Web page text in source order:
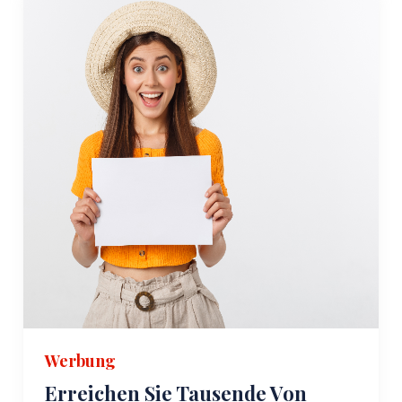
entfernt liegt. Yalova ist für seine Thermalquellen
bekannt, deren heilende Wirkung schon seit der
Römerzeit genutzt wurde. Besucher können in den
Thermalbädern entspannen, die angeblich bei einer
Vielzahl von Gesundheitsproblemen helfen, darunter
Gelenkschmerzen und Hauterkrankungen. Die
Yalova-Thermalquellen sind ein Muss für alle, die sich
für Wellnesstourismus interessieren.
Eine weitere nahegelegene Sehenswürdigkeit ist das
Yürüyen Köşk oder das Walking Mansion in Yalova.
Dieses historische Holzhaus diente einst Mustafa
Kemal Atatürk, dem Gründer der modernen Türkei,
als Sommerresidenz. Das Herrenhaus ist berühmt
dafür, dass es zum Schutz eines nahegelegenen
Baumes um mehrere Meter verschoben wurde.
Heute dient es als Museum, in dem Besucher mehr
über Atatürks Leben und Erbe erfahren können.
Werbung
Erreichen Sie Tausende Von